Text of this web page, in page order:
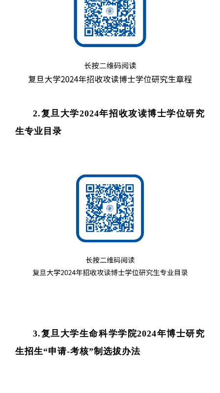
2.复旦大学2024年招收攻读博士学位研究
生专业目录
3.复旦大学生命科学学院2024年博士研究
生招生“申请-考核”制选拔办法